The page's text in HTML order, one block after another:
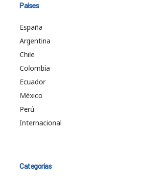
Países
España
Argentina
Chile
Colombia
Ecuador
México
Perú
Internacional
Categorías